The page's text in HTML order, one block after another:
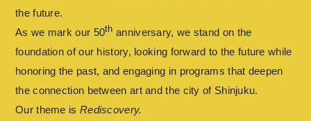
the future.
As we mark our 50th anniversary, we stand on the
foundation of our history, looking forward to the future while
honoring the past, and engaging in programs that deepen
the connection between art and the city of Shinjuku.
Our theme is Rediscovery.